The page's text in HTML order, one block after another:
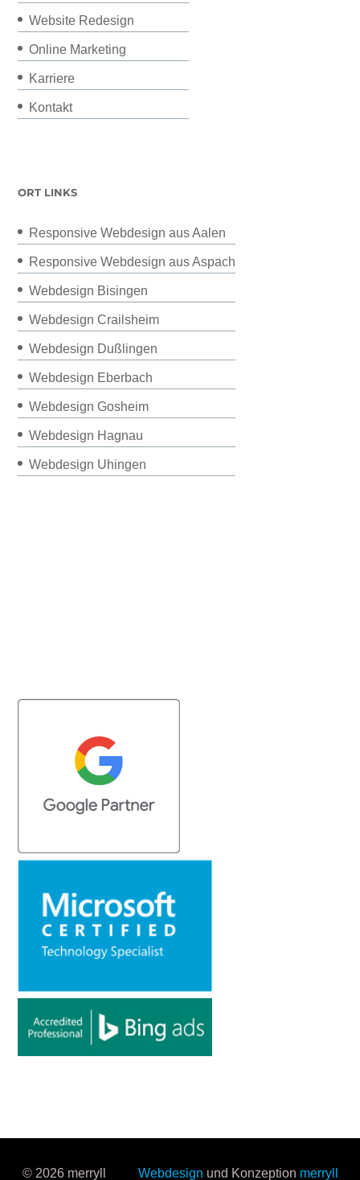
Website Redesign
Online Marketing
Karriere
Kontakt
ORT LINKS
Responsive Webdesign aus Aalen
Responsive Webdesign aus Aspach
Webdesign Bisingen
Webdesign Crailsheim
Webdesign Dußlingen
Webdesign Eberbach
Webdesign Gosheim
Webdesign Hagnau
Webdesign Uhingen
© 2026 merryll Webdesign und Konzeption merryll